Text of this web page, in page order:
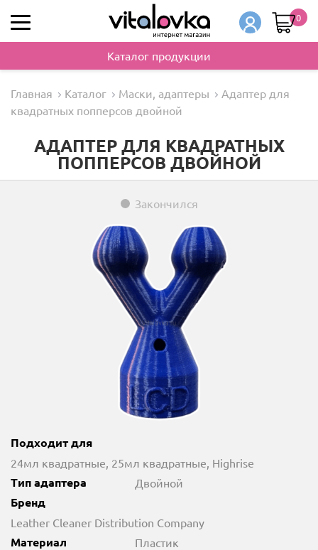
0
Каталог продукции
Главная Каталог Маски, адаптеры
Адаптер для
квадратных попперсов двойной
АДАПТЕР ДЛЯ КВАДРАТНЫХ
ПОППЕРСОВ ДВОЙНОЙ
Закончился
Подходит для
24мл квадратные, 25мл квадратные, Highrise
Тип адаптера Двойной
Бренд
Leather Cleaner Distribution Company
Материал Пластик